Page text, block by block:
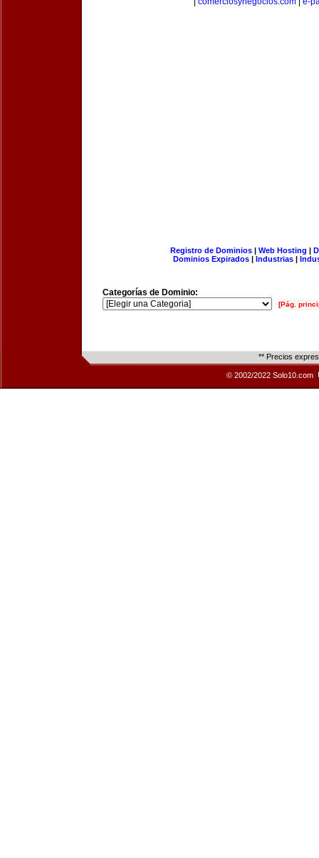
Registro de Dominios| Web Hosting |
Dominios Expirados | Industrias |
Categorías de Dominio:
[Pág.
** Precios
© 2002/2022 Solo10.com